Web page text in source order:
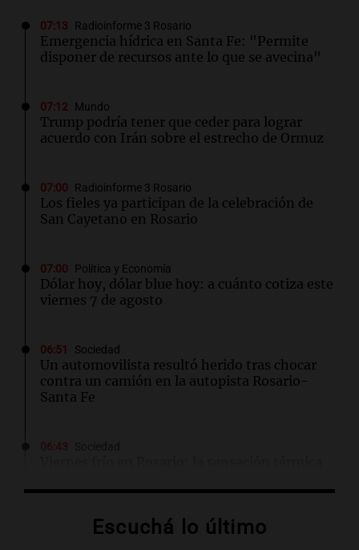
07:13 Radioinforme 3 Rosario
Emergencia hídrica en Santa Fe: "Permite
disponer de recursos ante lo que se avecina"
07:12 Mundo
Trump podría tener que ceder para lograr
acuerdo con Irán sobre el estrecho de Ormuz
07:00 Radioinforme 3 Rosario
Los fieles ya participan de la celebración de
San Cayetano en Rosario
07:00 Política y Economía
Dólar hoy, dólar blue hoy: a cuánto cotiza este
viernes 7 de agosto
06:51 Sociedad
Un automovilista resultó herido tras chocar
contra un camión en la autopista Rosario-
Santa Fe
Radioinforme 3
Escuchá lo último